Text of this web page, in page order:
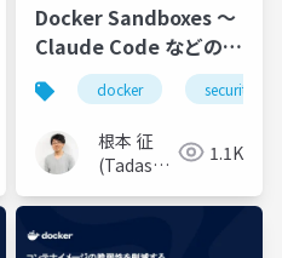
container
Docker Sandboxes 〜
Claude Code などのコ
ーディングエージェン
トを隔離されたサンド
ボックス環境で実行 〜
docker security
根本 征
(Tadashi
1.1K